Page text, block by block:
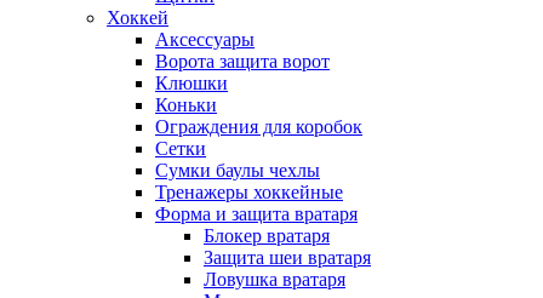
Хоккей
Аксессуары
Ворота защита ворот
Клюшки
Коньки
Ограждения для коробок
Сетки
Сумки баулы чехлы
Тренажеры хоккейные
Форма и защита вратаря
Блокер вратаря
Защита шеи вратаря
Ловушка вратаря